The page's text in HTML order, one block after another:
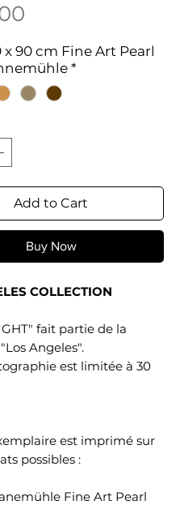
*
Add to Cart
Buy Now
COLLECTION
fait partie de la
Angeles".
est limitée à 30
est imprimé sur
possibles :
Fine Art Pearl